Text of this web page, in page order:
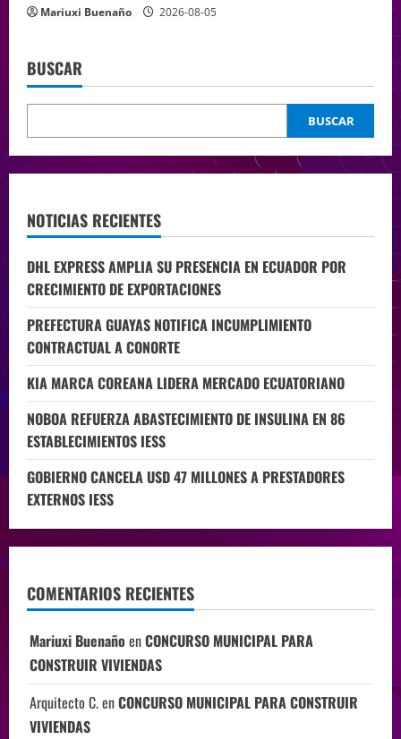
Mariuxi Buenaño 2026-08-05
BUSCAR
BUSCAR
NOTICIAS RECIENTES
DHL EXPRESS AMPLIA SU PRESENCIA EN ECUADOR POR
CRECIMIENTO DE EXPORTACIONES
PREFECTURA GUAYAS NOTIFICA INCUMPLIMIENTO
CONTRACTUAL A CONORTE
KIA MARCA COREANA LIDERA MERCADO ECUATORIANO
NOBOA REFUERZA ABASTECIMIENTO DE INSULINA EN 86
ESTABLECIMIENTOS IESS
GOBIERNO CANCELA USD 47 MILLONES A PRESTADORES
EXTERNOS IESS
COMENTARIOS RECIENTES
Mariuxi Buenaño enCONCURSO MUNICIPAL PARA
CONSTRUIR VIVIENDAS
Arquitecto C.enCONCURSO MUNICIPAL PARA CONSTRUIR
VIVIENDAS